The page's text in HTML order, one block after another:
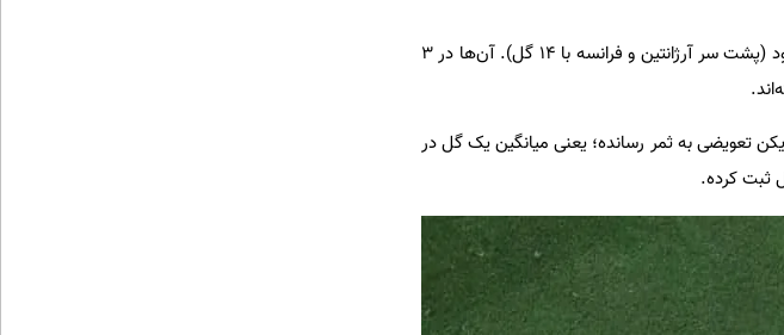
ثبت ۱۳ گل توسط بلژیک، سومین آمار برتر در این جام جهانی به شمار می‌رود (پشت سر آرژانتین و فرانسه با ۱۴ گل). آن‌ها در ۳
فرم بدنی خود نباشد اما ۳ گل به عنوان بازیکن تعویضی به ثمر رسانده؛ یعنی میانگین یک گل در